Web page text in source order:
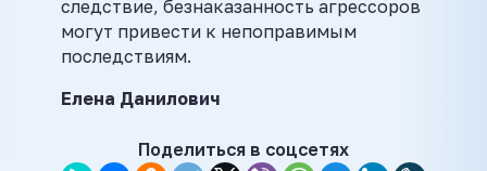
следствие, безнаказанность агрессоров
могут привести к непоправимым
последствиям.
Елена Данилович
Поделиться в соцсетях